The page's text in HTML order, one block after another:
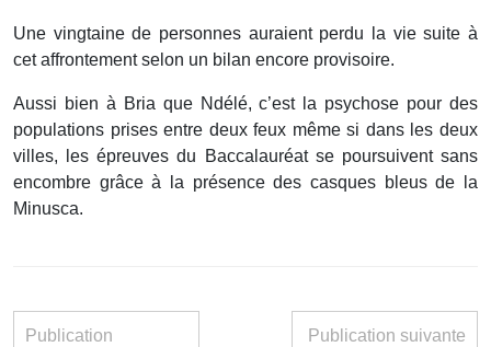
Une vingtaine de personnes auraient perdu la vie suite à
cet affrontement selon un bilan encore provisoire.
Aussi bien à Bria que Ndélé, c’est la psychose pour des
populations prises entre deux feux même si dans les deux
villes, les épreuves du Baccalauréat se poursuivent sans
encombre grâce à la présence des casques bleus de la
Minusca.
Publication
Publication suivante